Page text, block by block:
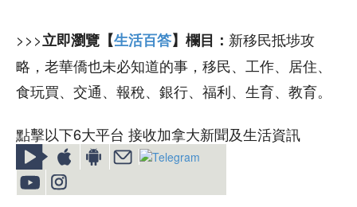
>>>立即瀏覽【生活百答】欄目： 新移民抵埗攻
略，老華僑也未必知道的事，移民、工作、居住、
食玩買、交通、報稅、銀行、福利、生育、教育。
點擊以下6大平台 接收加拿大新聞及生活資訊